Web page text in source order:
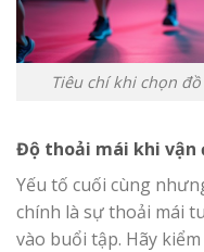
Tiêu chí khi chọn
Độ thoải mái khi vận
Yếu tố cuối cùng
chính là sự thoải mái
vào buổi tập. Hãy